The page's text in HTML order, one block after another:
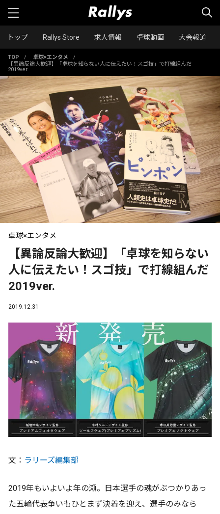
トップ Rallys Store 求人情報 卓球動画 大会報道
TOP / 卓球×エンタメ
/
【異論反論大歓迎】「卓球を知らない人に伝えたい！スゴ技」で打線組んだ
2019ver.
卓球×エンタメ
【異論反論大歓迎】「卓球を知らない
人に伝えたい！スゴ技」で打線組んだ
2019ver.
2019.12.31
文： ラリーズ編集部
2019年もいよいよ年の瀬。日本選手の魂がぶつかりあっ
た五輪代表争いもひとまず決着を迎え、選手のみなら